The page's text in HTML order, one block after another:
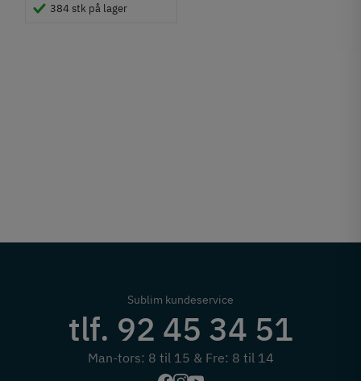
384 stk på lager
Sublim kundeservice
tlf. 92 45 34 51
Man-tors: 8 til 15 & Fre: 8 til 14